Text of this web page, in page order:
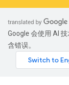
Google 会使用 AI
含错误。